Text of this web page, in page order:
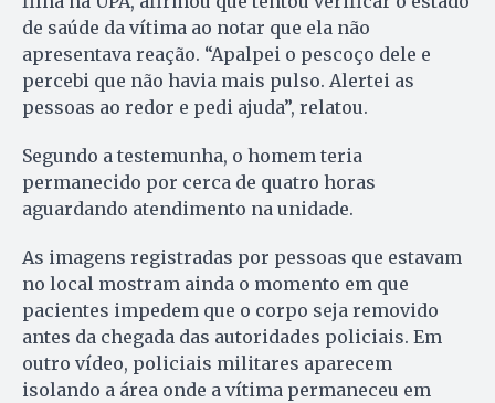
de saúde da vítima ao notar que ela não
apresentava reação. “Apalpei o pescoço dele e
percebi que não havia mais pulso. Alertei as
pessoas ao redor e pedi ajuda”, relatou.
Segundo a testemunha, o homem teria
permanecido por cerca de quatro horas
aguardando atendimento na unidade.
As imagens registradas por pessoas que estavam
no local mostram ainda o momento em que
pacientes impedem que o corpo seja removido
antes da chegada das autoridades policiais. Em
outro vídeo, policiais militares aparecem
isolando a área onde a vítima permaneceu em